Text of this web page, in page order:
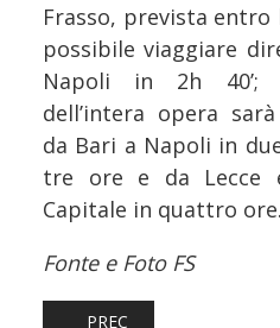
Frasso, prevista entro
possibile viaggiare
Napoli in 2h 40’;
dell’intera opera
da Bari a Napoli in
tre ore e da Lecce
Capitale in quattro ore.
Fonte e Foto FS
ARTICOLO
PREC